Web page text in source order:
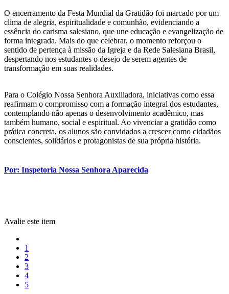
O encerramento da Festa Mundial da Gratidão foi marcado por um
clima de alegria, espiritualidade e comunhão, evidenciando a
essência do carisma salesiano, que une educação e evangelização de
forma integrada. Mais do que celebrar, o momento reforçou o
sentido de pertença à missão da Igreja e da Rede Salesiana Brasil,
despertando nos estudantes o desejo de serem agentes de
transformação em suas realidades.
Para o Colégio Nossa Senhora Auxiliadora, iniciativas como essa
reafirmam o compromisso com a formação integral dos estudantes,
contemplando não apenas o desenvolvimento acadêmico, mas
também humano, social e espiritual. Ao vivenciar a gratidão como
prática concreta, os alunos são convidados a crescer como cidadãos
conscientes, solidários e protagonistas de sua própria história.
Por: Inspetoria Nossa Senhora Aparecida
Avalie este item
1
2
3
4
5